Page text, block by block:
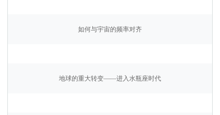
如何与宇宙的频率对齐
地球的重大转变——进入水瓶座时代